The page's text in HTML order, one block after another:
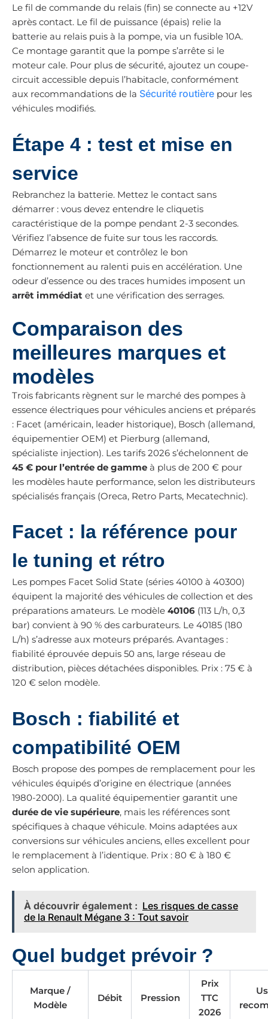
Le fil de commande du relais (fin) se connecte au +12V
après contact. Le fil de puissance (épais) relie la
batterie au relais puis à la pompe, via un fusible 10A.
Ce montage garantit que la pompe s’arrête si le
moteur cale. Pour plus de sécurité, ajoutez un coupe-
circuit accessible depuis l’habitacle, conformément
aux recommandations de la Sécurité routière pour les
véhicules modifiés.
Étape 4 : test et mise en
service
Rebranchez la batterie. Mettez le contact sans
démarrer : vous devez entendre le cliquetis
caractéristique de la pompe pendant 2-3 secondes.
Vérifiez l’absence de fuite sur tous les raccords.
Démarrez le moteur et contrôlez le bon
fonctionnement au ralenti puis en accélération. Une
odeur d’essence ou des traces humides imposent un
arrêt immédiat et une vérification des serrages.
Comparaison des
meilleures marques et
modèles
Trois fabricants règnent sur le marché des pompes à
essence électriques pour véhicules anciens et préparés
: Facet (américain, leader historique), Bosch (allemand,
équipementier OEM) et Pierburg (allemand,
spécialiste injection). Les tarifs 2026 s’échelonnent de
45 € pour l’entrée de gamme à plus de 200 € pour
les modèles haute performance, selon les distributeurs
spécialisés français (Oreca, Retro Parts, Mecatechnic).
Facet : la référence pour
le tuning et rétro
Les pompes Facet Solid State (séries 40100 à 40300)
équipent la majorité des véhicules de collection et des
préparations amateurs. Le modèle 40106 (113 L/h, 0,3
bar) convient à 90 % des carburateurs. Le 40185 (180
L/h) s’adresse aux moteurs préparés. Avantages :
fiabilité éprouvée depuis 50 ans, large réseau de
distribution, pièces détachées disponibles. Prix : 75 € à
120 € selon modèle.
Bosch : fiabilité et
compatibilité OEM
Bosch propose des pompes de remplacement pour les
véhicules équipés d’origine en électrique (années
1980-2000). La qualité équipementier garantit une
durée de vie supérieure, mais les références sont
spécifiques à chaque véhicule. Moins adaptées aux
conversions sur véhicules anciens, elles excellent pour
le remplacement à l’identique. Prix : 80 € à 180 €
selon application.
À découvrir également : Les risques de casse
de la Renault Mégane 3 : Tout savoir
Quel budget prévoir ?
Marque /
Modèle
Débit Pression
Prix
TTC
2026